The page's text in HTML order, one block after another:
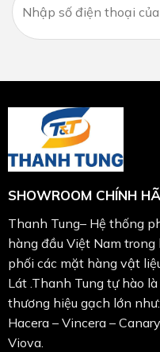
SHOWROOM CHÍNH
Thanh Tung– Hệ thống
hàng đầu Việt Nam
phối các mặt hàng vật
Lát .Thanh Tung tự hào
thương hiệu gạch lớn
Hacera – Vincera –
Viova.